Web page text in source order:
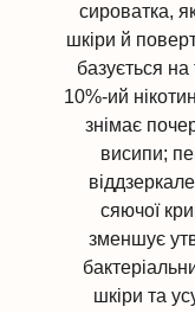
сироватка,
шкіри й
базується на
10%-ий
знімає
висипи;
сяючої
зменшує
шкіри та